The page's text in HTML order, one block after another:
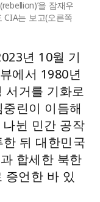
을 잠재우
CIA는 보고(오른쪽
년 10월 기
에서 1980년
서거를 기화로
린이 이듬해
뉜 민간 공작
뒤 대한민국
합세한 북한
증언한 바 있